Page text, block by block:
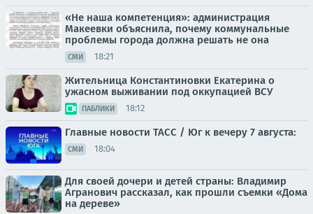
«Не наша компетенция»: администрация
Макеевки объяснила, почему коммунальные
проблемы города должна решать не она
СМИ 18:21
Жительница Константиновки Екатерина о
ужасном выживании под оккупацией ВСУ
ПАБЛИКИ 18:12
Главные новости ТАСС / Юг к вечеру 7 августа:
СМИ 18:04
Для своей дочери и детей страны: Владимир
Агранович рассказал, как прошли съемки «Дома
на дереве»